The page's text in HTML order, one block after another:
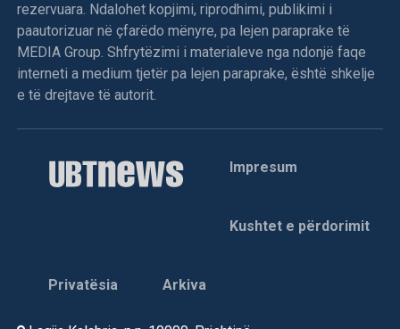
rezervuara. Ndalohet kopjimi, riprodhimi, publikimi i
paautorizuar në çfarëdo mënyre, pa lejen paraprake të
MEDIA Group. Shfrytëzimi i materialeve nga ndonjë faqe
interneti a medium tjetër pa lejen paraprake, është shkelje
e të drejtave të autorit.
Impresum
Kushtet e përdorimit
Privatësia Arkiva